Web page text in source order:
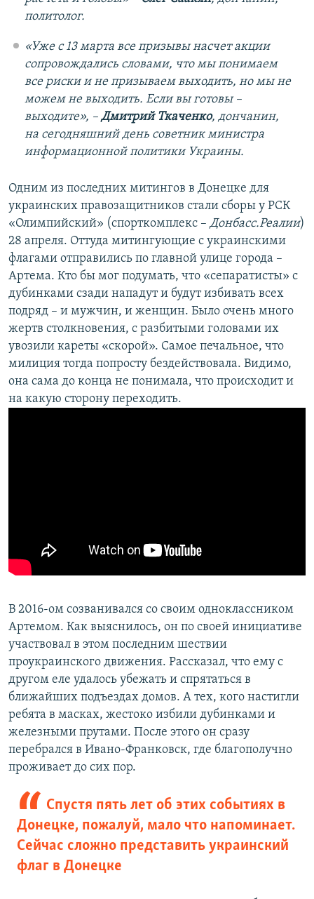
политолог.
«Уже с 13 марта все призывы насчет акции
сопровождались словами, что мы понимаем
все риски и не призываем выходить, но мы не
можем не выходить. Если вы готовы –
выходите», – Дмитрий Ткаченко, дончанин,
на сегодняшний день советник министра
информационной политики Украины.
Одним из последних митингов в Донецке для
украинских правозащитников стали сборы у РСК
«Олимпийский» (спорткомплекс – Донбасс.Реалии)
28 апреля. Оттуда митингующие с украинскими
флагами отправились по главной улице города –
Артема. Кто бы мог подумать, что «сепаратисты» с
дубинками сзади нападут и будут избивать всех
подряд – и мужчин, и женщин. Было очень много
жертв столкновения, с разбитыми головами их
увозили кареты «скорой». Самое печальное, что
милиция тогда попросту бездействовала. Видимо,
она сама до конца не понимала, что происходит и
на какую сторону переходить.
В 2016-ом созванивался со своим одноклассником
Артемом. Как выяснилось, он по своей инициативе
участвовал в этом последним шествии
проукраинского движения. Рассказал, что ему с
другом еле удалось убежать и спрятаться в
ближайших подъездах домов. А тех, кого настигли
ребята в масках, жестоко избили дубинками и
железными прутами. После этого он сразу
перебрался в Ивано-Франковск, где благополучно
проживает до сих пор.
Спустя пять лет об этих событиях в
Донецке, пожалуй, мало что напоминает.
Сейчас сложно представить украинский
флаг в Донецке